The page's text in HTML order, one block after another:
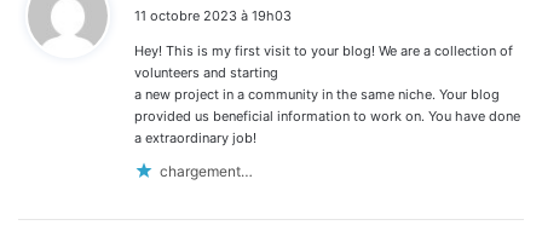
t
:
11 octobre 2023 à 19h03
Hey! This is my first visit to your blog! We are a collection of
volunteers and starting
a new project in a community in the same niche. Your blog
provided us beneficial information to work on. You have done
a extraordinary job!
chargement…